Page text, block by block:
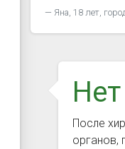
Яна, 18 лет,
После
органов,